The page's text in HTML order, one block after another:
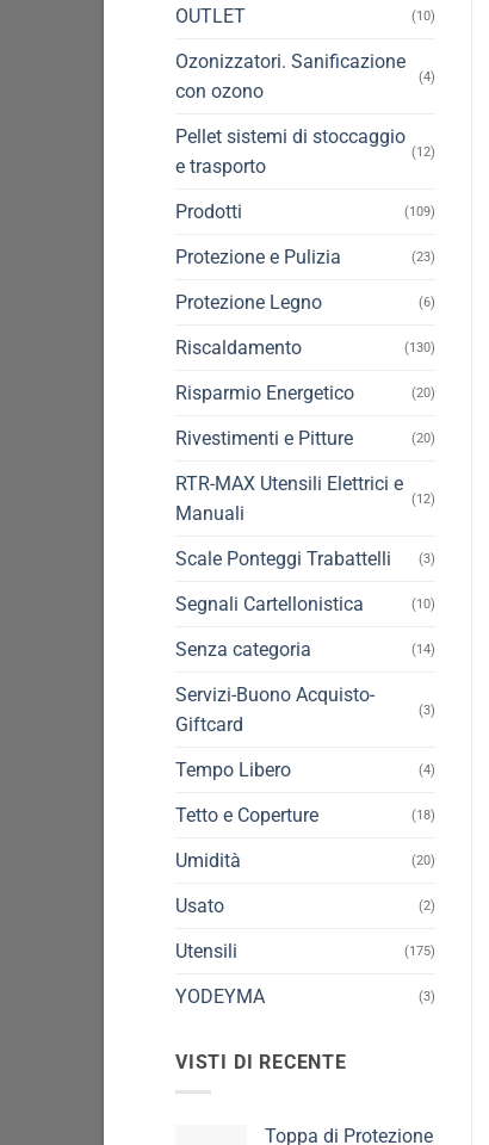
OUTLET (10)
Ozonizzatori. Sanificazione
con ozono
(4)
Pellet sistemi di stoccaggio
e trasporto
(12)
Prodotti (109)
Protezione e Pulizia (23)
Protezione Legno (6)
Riscaldamento (130)
Risparmio Energetico (20)
Rivestimenti e Pitture (20)
RTR-MAX Utensili Elettrici e
Manuali
(12)
Scale Ponteggi Trabattelli (3)
Segnali Cartellonistica (10)
Senza categoria (14)
Servizi-Buono Acquisto-
Giftcard
(3)
Tempo Libero (4)
Tetto e Coperture (18)
Umidità (20)
Usato (2)
Utensili (175)
YODEYMA (3)
VISTI DI RECENTE
Toppa di Protezione